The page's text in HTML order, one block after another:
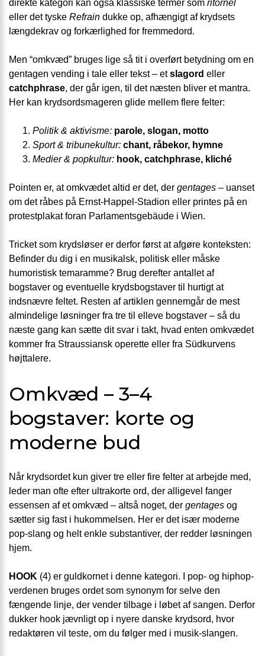
direkte kategori kan også klassiske termer som ritornel
eller det tyske Refrain dukke op, afhængigt af krydsets
længdekrav og forkærlighed for fremmedord.
Men “omkvæd” bruges lige så tit i overført betydning om en
gentagen vending i tale eller tekst – etslagord eller
catchphrase, der går igen, til det næsten bliver et mantra.
Her kan krydsordsmageren glide mellem flere felter:
Politik & aktivisme: parole, slogan, motto
Sport & tribunekultur: chant, råbekor, hymne
Medier & popkultur: hook, catchphrase, kliché
Pointen er, at omkvædet altid er det, der gentages – uanset
om det råbes på Ernst-Happel-Stadion eller printes på en
protestplakat foran Parlamentsgebäude i Wien.
Tricket som krydsløser er derfor først at afgøre konteksten:
Befinder du dig i en musikalsk, politisk eller måske
humoristisk temaramme? Brug derefter antallet af
bogstaver og eventuelle krydsbogstaver til hurtigt at
indsnævre feltet. Resten af artiklen gennemgår de mest
almindelige løsninger fra tre til elleve bogstaver – så du
næste gang kan sætte dit svar i takt, hvad enten omkvædet
kommer fra Straussiansk operette eller fra Südkurvens
højttalere.
Omkvæd – 3–4
bogstaver: korte og
moderne bud
Når krydsordet kun giver tre eller fire felter at arbejde med,
leder man ofte efter ultrakorte ord, der alligevel fanger
essensen af et omkvæd – altså noget, der gentages og
sætter sig fast i hukommelsen. Her er det især moderne
pop-slang og helt enkle substantiver, der redder løsningen
hjem.
HOOK (4) er guldkornet i denne kategori. I pop- og hiphop-
verdenen bruges ordet som synonym for selve den
fængende linje, der vender tilbage i løbet af sangen. Derfor
dukker hook jævnligt op i nyere danske krydsord, hvor
redaktøren vil teste, om du følger med i musik-slangen.